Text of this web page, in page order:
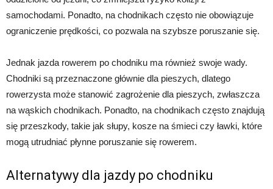
samochodami. Ponadto, na chodnikach często nie obowiązuje
ograniczenie prędkości, co pozwala na szybsze poruszanie się.
Jednak jazda rowerem po chodniku ma również swoje wady.
Chodniki są przeznaczone głównie dla pieszych, dlatego
rowerzysta może stanowić zagrożenie dla pieszych, zwłaszcza
na wąskich chodnikach. Ponadto, na chodnikach często znajdują
się przeszkody, takie jak słupy, kosze na śmieci czy ławki, które
mogą utrudniać płynne poruszanie się rowerem.
Alternatywy dla jazdy po chodniku